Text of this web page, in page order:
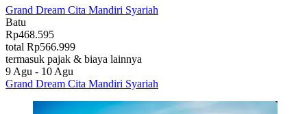
Grand Dream Cita Mandiri Syariah
Batu
Rp468.595
total Rp566.999
termasuk pajak & biaya lainnya
9 Agu - 10 Agu
Grand Dream Cita Mandiri Syariah